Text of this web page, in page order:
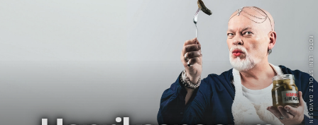
FOTO: LENI STOLTZ DAVIDSEN